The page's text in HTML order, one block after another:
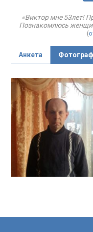
«Виктор мне 53лет!
Познакомлюсь
(
Анкета